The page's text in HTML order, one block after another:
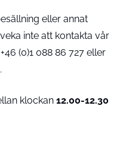
eller annat
inte att kontakta vår
(0)1 088 86 727 eller
klockan 12.00-12.30